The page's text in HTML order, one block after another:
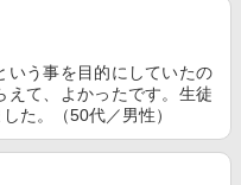
いう事を目的にしていたの
えて、よかったです。生徒
た。（50代／男性）